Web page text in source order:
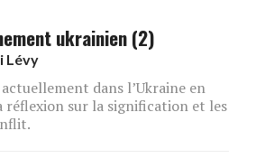
ukrainien (2)
Lévy
dans l’Ukraine en
réflexion sur la signification et les